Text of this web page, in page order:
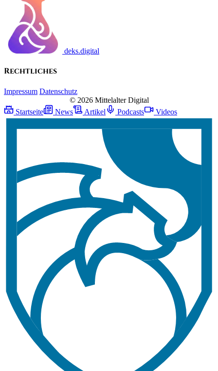
deks.digital
Rechtliches
Impressum Datenschutz
© 2026 Mittelalter Digital
Startseite
News Artikel Podcasts Videos